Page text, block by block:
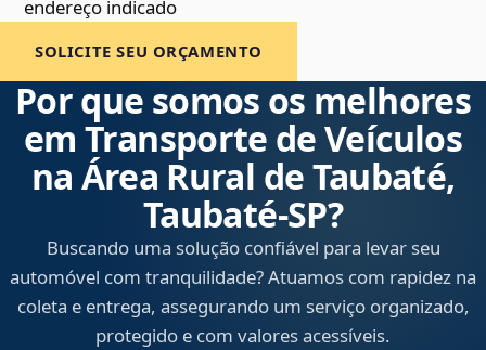
endereço indicado
SOLICITE SEU ORÇAMENTO
Por que somos os melhores
em Transporte de Veículos
na Área Rural de Taubaté,
Taubaté‑SP?
Buscando uma solução confiável para levar seu
automóvel com tranquilidade? Atuamos com rapidez na
coleta e entrega, assegurando um serviço organizado,
protegido e com valores acessíveis.